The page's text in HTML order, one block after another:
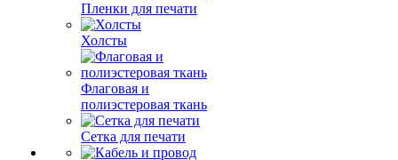
Пленки для печати
Холсты
Флаговая и
полиэстеровая ткань
Сетка для печати